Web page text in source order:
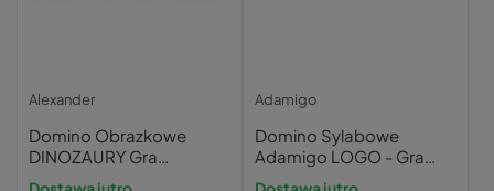
Alexander
Domino Obrazkowe
DINOZAURY Gra
Logiczna 5+ Alexander
Adamigo
Domino Sylabowe
Adamigo LOGO - Gra
Edukacyjna do Nauki